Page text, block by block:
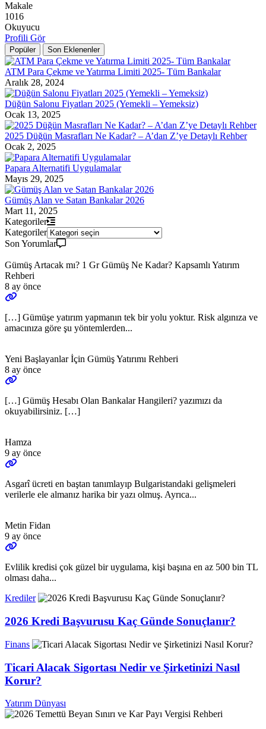
Makale
1016
Okuyucu
Profili Gör
Popüler Son Eklenenler
ATM Para Çekme ve Yatırma Limiti 2025- Tüm Bankalar
Aralık 28, 2024
Düğün Salonu Fiyatları 2025 (Yemekli – Yemeksiz)
Ocak 13, 2025
2025 Düğün Masrafları Ne Kadar? – A’dan Z’ye Detaylı Rehber
Ocak 2, 2025
Papara Alternatifi Uygulamalar
Mayıs 29, 2025
Gümüş Alan ve Satan Bankalar 2026
Mart 11, 2025
Kategoriler
Kategoriler
Son Yorumlar
Gümüş Artacak mı? 1 Gr Gümüş Ne Kadar? Kapsamlı Yatırım
Rehberi
8 ay önce
[…] Gümüşe yatırım yapmanın tek bir yolu yoktur. Risk algınıza ve
amacınıza göre şu yöntemlerden...
Yeni Başlayanlar İçin Gümüş Yatırımı Rehberi
8 ay önce
[…] Gümüş Hesabı Olan Bankalar Hangileri? yazımızı da
okuyabilirsiniz. […]
Hamza
9 ay önce
Asgarî ücreti en baştan tanımlayıp Bulgaristandaki gelişmeleri
verilerle ele almanız harika bir yazı olmuş. Ayrıca...
Metin Fidan
9 ay önce
Evlilik kredisi çok güzel bir uygulama, kişi başına en az 500 bin TL
olması daha...
Krediler
2026 Kredi Başvurusu Kaç Günde Sonuçlanır?
Finans
Ticari Alacak Sigortası Nedir ve Şirketinizi Nasıl
Korur?
Yatırım Dünyası